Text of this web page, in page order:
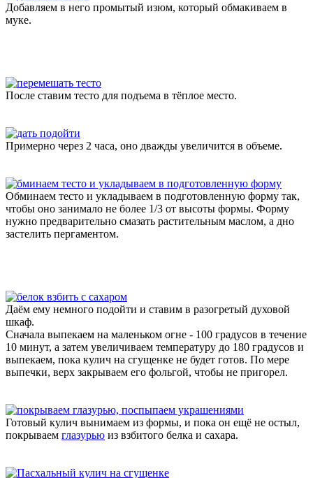
Добавляем в него промытый изюм, который обмакиваем в
муке.
После ставим тесто для подъема в тёплое место.
Примерно через 2 часа, оно дважды увеличится в объеме.
Обминаем тесто и укладываем в подготовленную форму так,
чтобы оно занимало не более 1/3 от высоты формы. Форму
нужно предварительно смазать растительным маслом, а дно
застелить пергаментом.
Даём ему немного подойти и ставим в разогретый духовой
шкаф.
Сначала выпекаем на маленьком огне - 100 градусов в течение
10 минут, а затем увеличиваем температуру до 180 градусов и
выпекаем, пока кулич на сгущенке не будет готов. По мере
выпечки, верх закрываем его фольгой, чтобы не пригорел.
Готовый кулич вынимаем из формы, и пока он ещё не остыл,
покрываем глазурью из взбитого белка и сахара.